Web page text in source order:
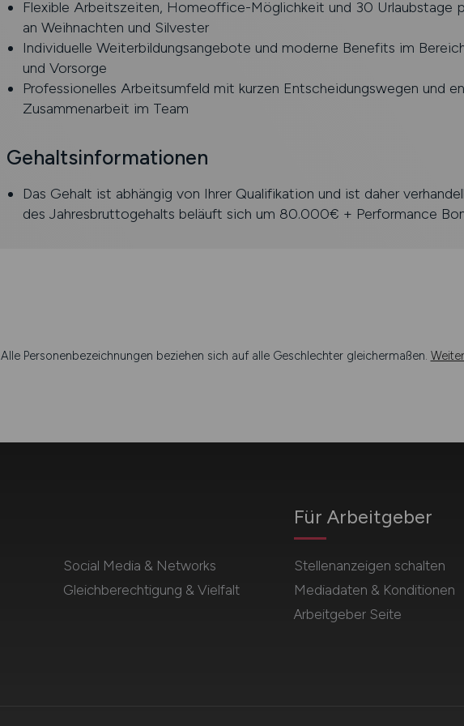
Flexible Arbeitszeiten, Homeoffice-Möglichkeit und 30 Urlaubstage
an Weihnachten und Silvester
Individuelle Weiterbildungsangebote und moderne Benefits im
und Vorsorge
Professionelles Arbeitsumfeld mit kurzen Entscheidungswegen und
Zusammenarbeit im Team
Gehaltsinformationen
Das Gehalt ist abhängig von Ihrer Qualifikation und ist daher
des Jahresbruttogehalts beläuft sich um 80.000€ + Performance
Alle Personenbezeichnungen beziehen sich auf alle Geschlechter gleichermaßen.
Social Media & Networks
Gleichberechtigung & Vielfalt
Für Arbeitgeber
Stellenanzeigen schalten
Mediadaten & Konditionen
Arbeitgeber Seite